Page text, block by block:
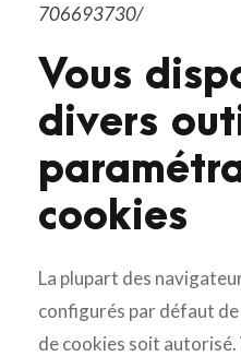
706693730/
Vous
divers
cookies
La plupart des
configurés par défaut
de cookies soit